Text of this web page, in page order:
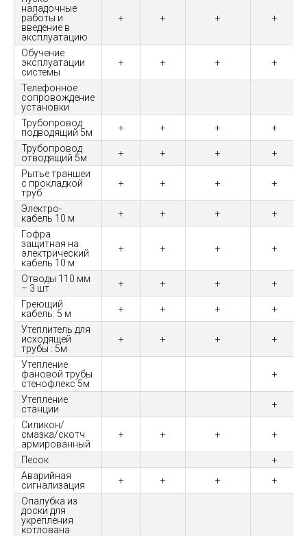
наладочные
работы и
введение в
эксплуатацию
+ + + +
Обучение
эксплуатации
системы
+ + + +
Телефонное
сопровождение
установки
Трубопровод
подводящий 5м
+ + +
+
Трубопровод
отводящий 5м
+ + +
+
Рытье траншеи
с прокладкой
труб
+ + + +
Электро-
кабель 10 м
+ + +
+
Гофра
защитная на
электрический
кабель 10 м
+ + + +
Отводы 110 мм
– 3 шт
+ + +
+
Греющий
кабель: 5 м
+ + +
+
Утеплитель для
исходящей
трубы : 5м
+ + + +
Утепление
фановой трубы
стенофлекс 5м
+
Утепление
станции
+
Силикон/
смазка/скотч
армированный
+ + + +
Песок
+
Аварийная
сигнализация
+ + +
+
Опалубка из
доски для
укрепления
котлована